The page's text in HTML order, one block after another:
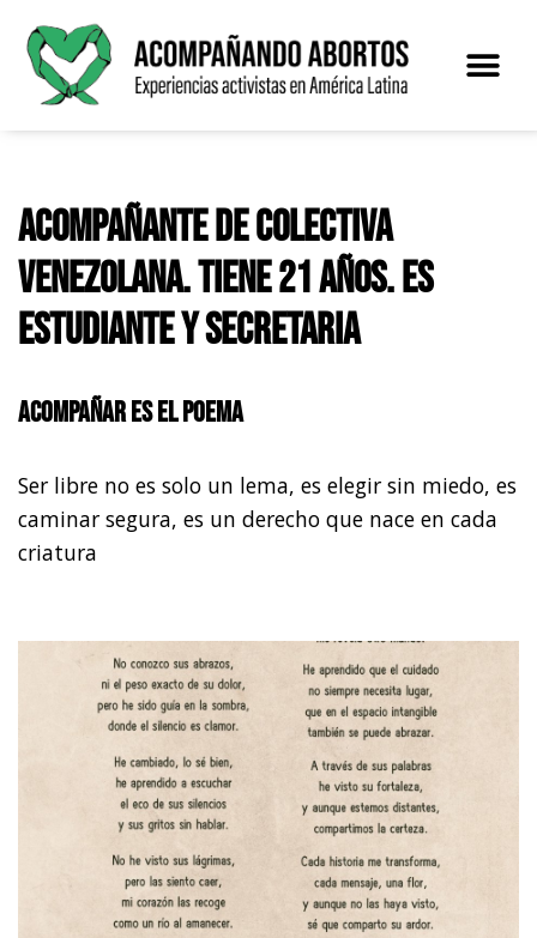
Saltar
contenido
Acompañante de colectiva
venezolana. Tiene 21 años. Es
estudiante y secretaria
Acompañar es el poema
Ser libre no es solo un lema, es elegir sin miedo, es
caminar segura, es un derecho que nace en cada
criatura